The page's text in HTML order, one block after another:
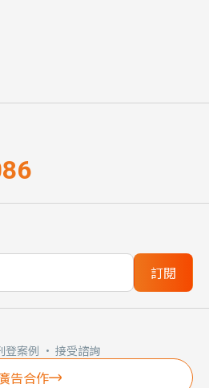
訂閱
登案例 · 接受諮詢
告合作